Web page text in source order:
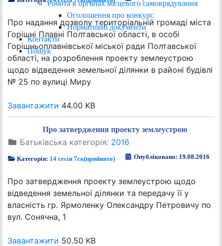
Робота в органах місцевого самоврядування
Оголошення про конкурс
Нормативні документи
Контакти
Пошук
Про надання дозволу територіальній громаді міста
Горішні Плавні Полтавської області, в особі
Горішньоплавнівської міської ради Полтавської
області, на розроблення проекту землеустрою
щодо відведення земельної ділянки в районі будівлі
№ 25 по вулиці Миру
Завантажити 44.00 KB
Про затвердження проекту землеустрою
Батьківська категорія: 2016
Категорія: 14 сесія 7ск(прийнято) Опубліковано: 19.08.2016
Про затвердження проекту землеустрою щодо
відведення земельної ділянки та передачу її у
власність гр. Ярмоленку Олександру Петровичу по
вул. Сонячна, 1
Завантажити 50.50 KB